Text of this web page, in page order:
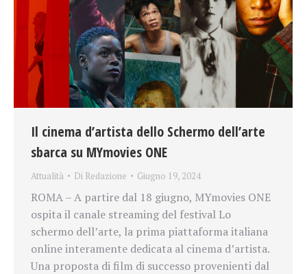
Il cinema d’artista dello Schermo dell’arte
sbarca su MYmovies ONE
Attualità Di Redazione Giugno 19, 2024
ROMA – A partire dal 18 giugno, MYmovies ONE
ospita il canale streaming del festival Lo
schermo dell’arte, la prima piattaforma italiana
online interamente dedicata al cinema d’artista.
Una proposta di film di successo provenienti dal